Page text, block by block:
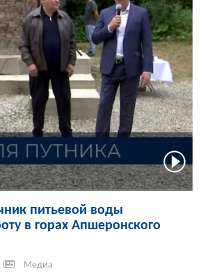
питьевой воды
в горах Апшеронского
Медиа